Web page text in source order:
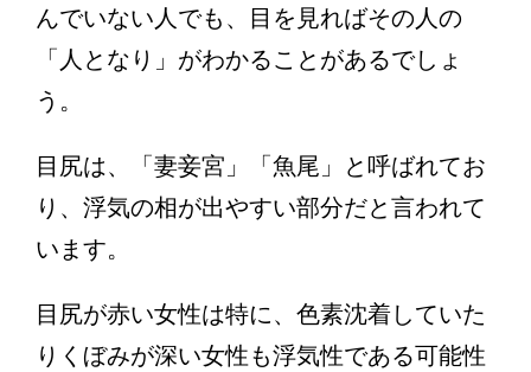
んでいない人でも、目を見ればその人の
「人となり」がわかることがあるでしょ
う。
目尻は、「妻妾宮」「魚尾」と呼ばれてお
り、浮気の相が出やすい部分だと言われて
います。
目尻が赤い女性は特に、色素沈着していた
りくぼみが深い女性も浮気性である可能性